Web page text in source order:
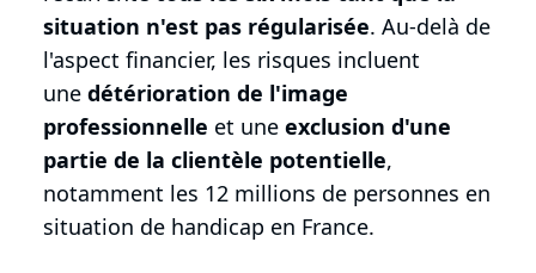
situation n'est pas régularisée. Au-delà de
l'aspect financier, les risques incluent
une détérioration de l'image
professionnelle et une exclusion d'une
partie de la clientèle potentielle,
notamment les 12 millions de personnes en
situation de handicap en France.